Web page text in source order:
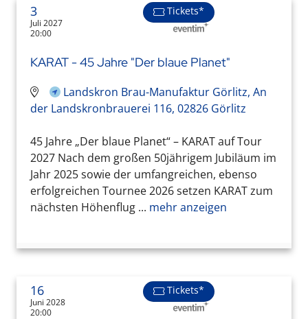
3
Juli 2027
20:00
Tickets*
KARAT - 45 Jahre "Der blaue Planet"
Landskron Brau-Manufaktur Görlitz, An
der Landskronbrauerei 116, 02826 Görlitz
45 Jahre „Der blaue Planet“ – KARAT auf Tour
2027 Nach dem großen 50jährigem Jubiläum im
Jahr 2025 sowie der umfangreichen, ebenso
erfolgreichen Tournee 2026 setzen KARAT zum
nächsten Höhenflug ... mehr anzeigen
16
Juni 2028
20:00
Tickets*